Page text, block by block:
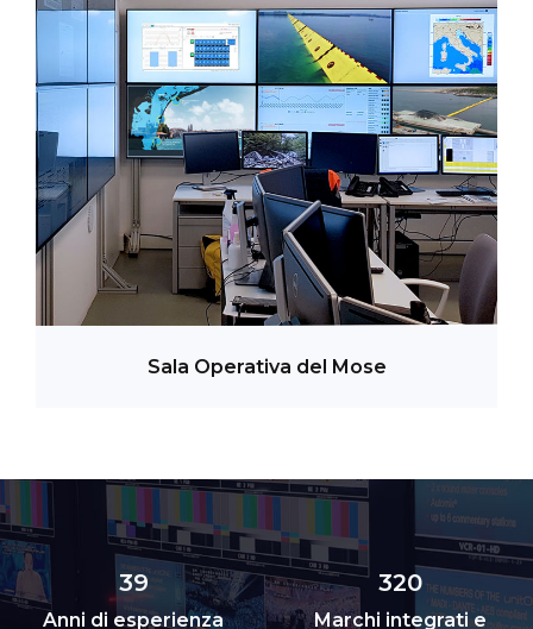
Sala Operativa del Mose
39
Anni di esperienza
320
Marchi integrati e